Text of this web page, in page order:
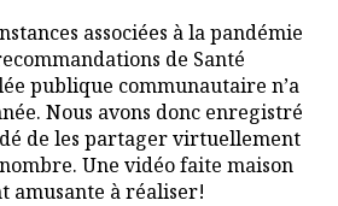
associées à la pandémie
de Santé
publique communautaire n’a
Nous avons donc enregistré
de les partager virtuellement
Une vidéo faite maison
amusante à réaliser!